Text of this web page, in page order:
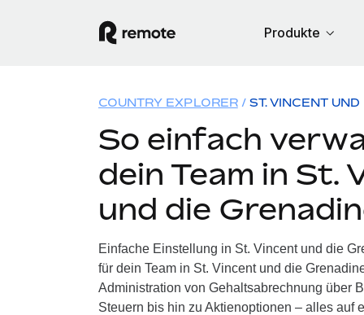
Produkte
COUNTRY EXPLORER ST. VINCENT
So einfach
dein Team in St.
und die
Einfache Einstellung in St. Vincent und die
für dein Team in St. Vincent und die
Administration von Gehaltsabrechnung über
Steuern bis hin zu Aktienoptionen – alles auf